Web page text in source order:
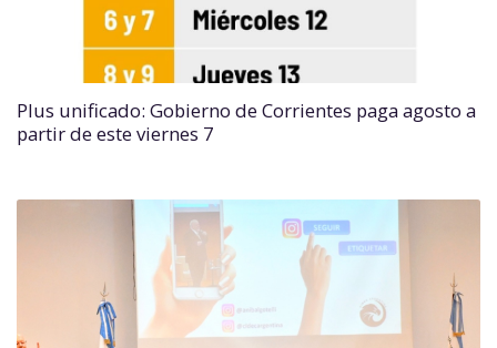
Plus unificado: Gobierno de Corrientes paga agosto a
partir de este viernes 7